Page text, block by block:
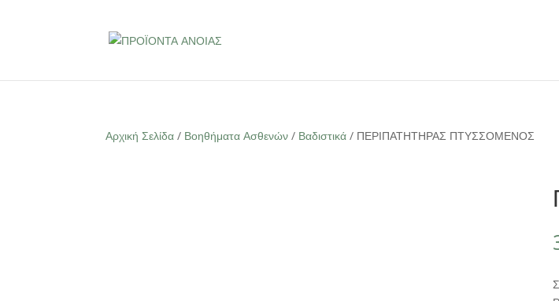
Αρχική Σελίδα / Βοηθήματα Ασθενών / Βαδιστικά / ΠΕΡΙΠΑΤΗΤΗΡΑΣ ΠΤΥΣΣΟΜΕΝΟΣ